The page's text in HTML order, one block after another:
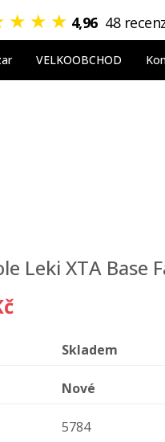
★ ★ ★ 4,96 48
VELKOOBCHOD
Leki XTA Base
Skladem
Nové
5784